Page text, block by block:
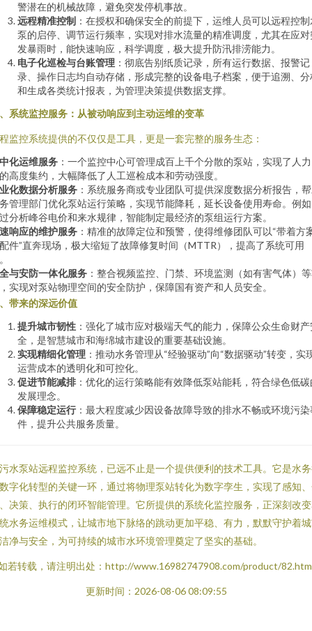
警潜在的机械故障，避免突发停机事故。
远程精准控制 ：在授权和确保安全的前提下，运维人员可以远程控制
泵的启停、调节运行频率，实现对排水流量的精准调度，尤其在应对
发暴雨时，能快速响应，科学调度，极大提升防汛排涝能力。
电子化巡检与台账管理 ：彻底告别纸质记录，所有运行数据、报警记
录、操作日志均自动存储，形成完整的设备电子档案，便于追溯、分
和生成各类统计报表，为管理决策提供数据支撑。
系统监控服务：从被动响应到主动运维的变革
监控系统提供的不仅仅是工具，更是一套完整的服务生态：
化运维服务 ：一个监控中心可管理成百上千个分散的泵站，实现了人
高度集约，大幅降低了人工巡检成本和劳动强度。
化数据分析服务 ：系统服务商或专业团队可提供深度数据分析报告，
管理部门优化泵站运行策略，实现节能降耗，延长设备使用寿命。例
分析峰谷电价和来水规律，智能制定最经济的泵组运行方案。
响应的维护服务 ：精准的故障定位和预警，使得维修团队可以“带着方
件”直奔现场，极大缩短了故障修复时间（MTTR），提高了系统可用
与安防一体化服务 ：整合视频监控、门禁、环境监测（如有害气体）
实现对泵站物理空间的安全防护，保障国有资产和人员安全。
带来的深远价值
提升城市韧性 ：强化了城市应对极端天气的能力，保障公众生命财产
全，是智慧城市和海绵城市建设的重要基础设施。
实现精细化管理 ：推动水务管理从“经验驱动”向“数据驱动”转变，实
运营成本的透明化和可控化。
促进节能减排 ：优化的运行策略能有效降低泵站能耗，符合绿色低碳
发展理念。
保障稳定运行 ：最大程度减少因设备故障导致的排水不畅或环境污染
件，提升公共服务质量。
水泵站远程监控系统，已远不止是一个提供便利的技术工具。它是水
字化转型的关键一环，通过将物理泵站转化为数字孪生，实现了感知
决策、执行的闭环智能管理。它所提供的系统化监控服务，正深刻改
水务运维模式，让城市地下脉络的跳动更加平稳、有力，默默守护着
净与安全，为可持续的城市水环境管理奠定了坚实的基础。
若转载，请注明出处：http://www.16982747908.com/product/
更新时间：2026-08-06 08:09:55